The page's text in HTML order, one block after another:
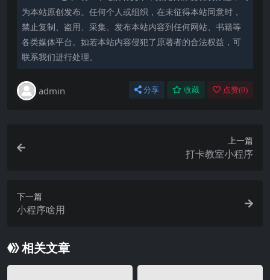
为本站原创发布。任何个人或组织，在未征得本站同意时，
禁止复制、盗用、采集、发布本站内容到任何网站、书籍等
各类媒体平台。如若本站内容侵犯了原著者的合法权益，可
联系我们进行处理。
admin 分享 收藏 点赞(0)
上一篇
打卡教室小程序
下一篇
小程序啥用
相关文章